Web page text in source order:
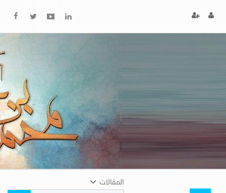
المقالات